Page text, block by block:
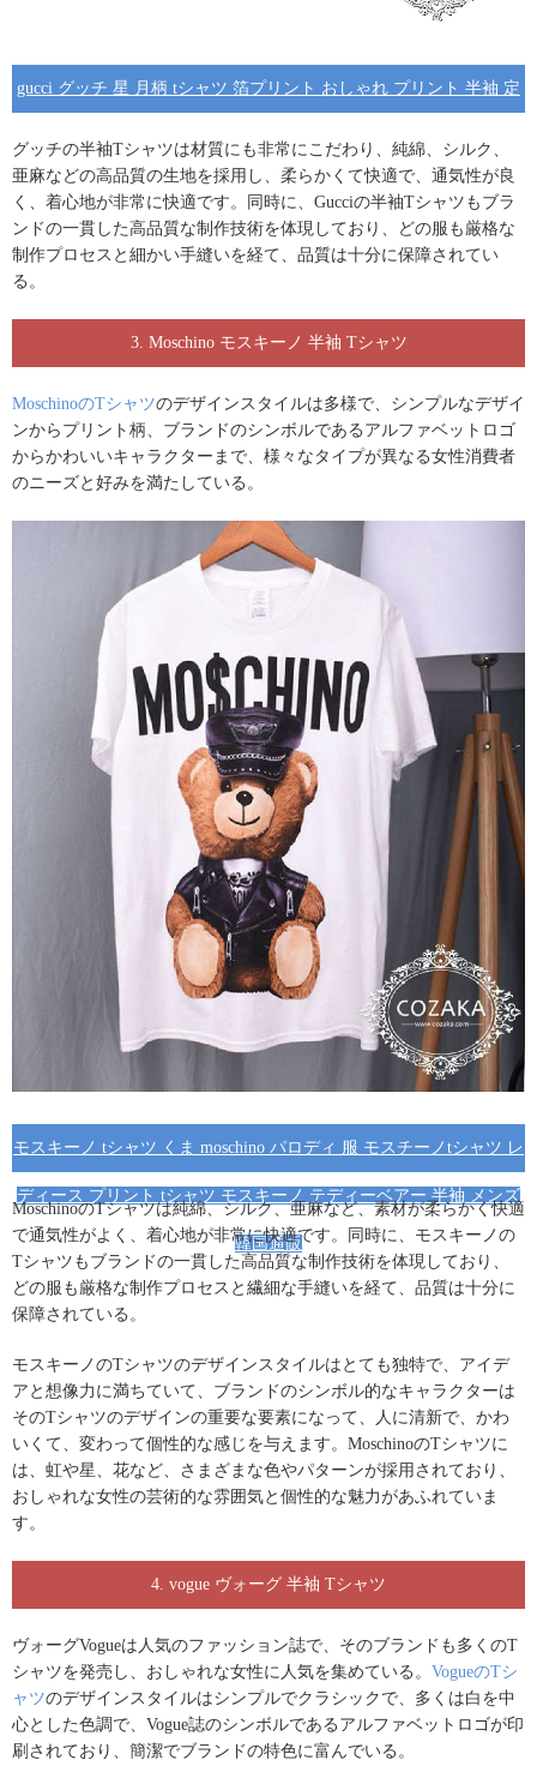
gucci グッチ 星 月柄 tシャツ 箔プリント おしゃれ プリント 半袖 定
番 tシャツ ブラック ホワイト ラウンドネック 柔らかい 透けない
グッチの半袖Tシャツは材質にも非常にこだわり、純綿、シルク、
亜麻などの高品質の生地を採用し、柔らかくて快適で、通気性が良
く、着心地が非常に快適です。同時に、 Gucciの半袖Tシャツ もブラ
ンドの一貫した高品質な制作技術を体現しており、どの服も厳格な
制作プロセスと細かい手縫いを経て、品質は十分に保障されてい
る。
3. Moschino モスキーノ 半袖 Tシャツ
MoschinoのTシャツのデザインスタイルは多様で、シンプルなデザイ
ンからプリント柄、ブランドのシンボルであるアルファベットロゴ
からかわいいキャラクターまで、様々なタイプが異なる女性消費者
のニーズと好みを満たしている。
モスキーノ tシャツ くま moschino パロディ 服 モスチーノtシャツ レ
ディース プリント tシャツ モスキーノ テディーベアー 半袖 メンズ
韓国通販
MoschinoのTシャツは純綿、シルク、亜麻など、素材が柔らかく快適
で通気性がよく、着心地が非常に快適です。同時に、 モスキーノの
Tシャツ もブランドの一貫した高品質な制作技術を体現しており、
どの服も厳格な制作プロセスと繊細な手縫いを経て、品質は十分に
保障されている。
モスキーノのTシャツのデザインスタイルはとても独特で、アイデ
アと想像力に満ちていて、ブランドのシンボル的なキャラクターは
そのTシャツのデザインの重要な要素になって、人に清新で、かわ
いくて、変わって個性的な感じを与えます。 MoschinoのTシャツに
は、虹や星、花など、さまざまな色やパターンが採用されており、
おしゃれな女性の芸術的な雰囲気と個性的な魅力があふれていま
す。
4. vogue ヴォーグ 半袖 Tシャツ
ヴォーグVogueは人気のファッション誌で、そのブランドも多くのT
シャツを発売し、おしゃれな女性に人気を集めている。 VogueのTシ
ャツのデザインスタイルはシンプルでクラシックで、多くは白を中
心とした色調で、Vogue誌のシンボルであるアルファベットロゴが印
刷されており、簡潔でブランドの特色に富んでいる。